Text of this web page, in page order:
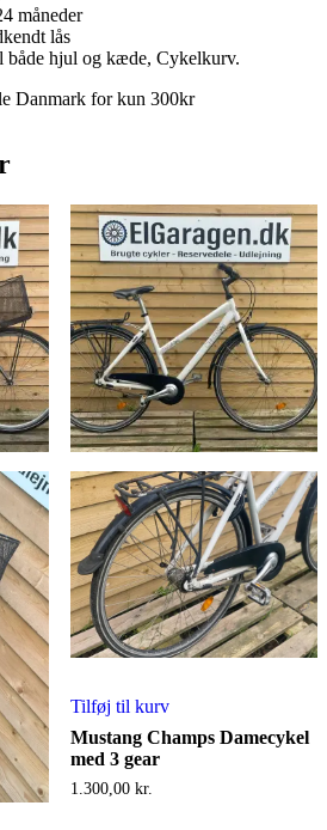
måneder
lås
både hjul og kæde, Cykelkurv.
Danmark for kun 300kr
Tilføj til kurv
Mustang Champs Damecykel
med 3 gear
1.300,00 kr.